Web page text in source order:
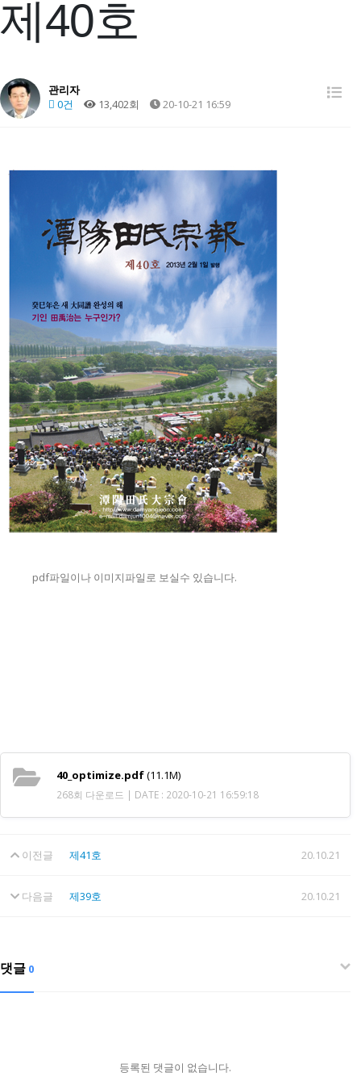
제40호
관리자
0건
13,402회 20-10-21 16:59
pdf파일이나 이미지파일로 보실수 있습니다.
40_optimize.pdf(11.1M)
268회 다운로드 | DATE : 2020-10-21 16:59:18
이전글 제41호 20.10.21
다음글 제39호 20.10.21
댓글 0
등록된 댓글이 없습니다.